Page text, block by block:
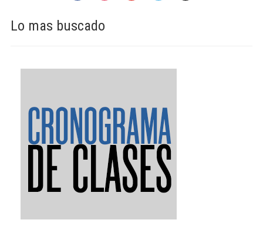
Lo mas buscado